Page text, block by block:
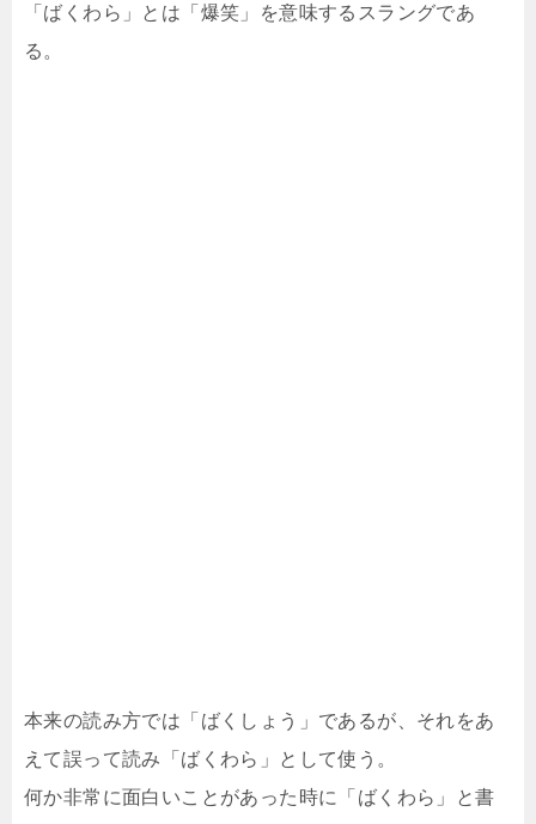
「ばくわら」とは「爆笑」を意味するスラングであ
る。
本来の読み方では「ばくしょう」であるが、それをあ
えて誤って読み「ばくわら」として使う。
何か非常に面白いことがあった時に「ばくわら」と書